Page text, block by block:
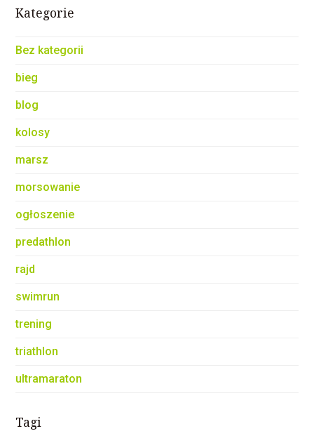
Kategorie
Bez kategorii
bieg
blog
kolosy
marsz
morsowanie
ogłoszenie
predathlon
rajd
swimrun
trening
triathlon
ultramaraton
Tagi